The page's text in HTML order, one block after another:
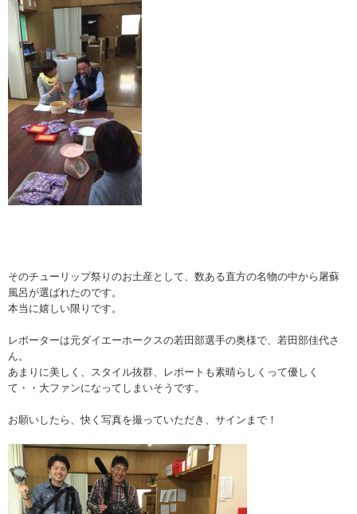
そのチューリップ祭りのお土産として、数ある直方の名物の中から屠蘇
風呂が選ばれたのです。
本当に嬉しい限りです。
レポーターは元ダイエーホークスの若田部選手の奥様で、若田部佳代さ
ん。
あまりに美しく、スタイル抜群、レポートも素晴らしくって優しく
て・・大ファンになってしまいそうです。
お願いしたら、快く写真を撮っていただき、サインまで！